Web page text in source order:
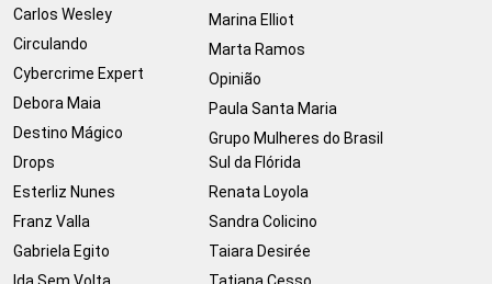
Carlos Wesley
Circulando
Cybercrime Expert
Debora Maia
Destino Mágico
Drops
Esterliz Nunes
Franz Valla
Gabriela Egito
Marina Elliot
Marta Ramos
Opinião
Paula Santa Maria
Grupo Mulheres do Brasil
Sul da Flórida
Renata Loyola
Sandra Colicino
Taiara Desirée